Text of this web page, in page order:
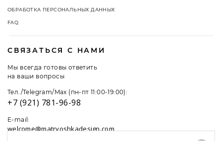
ОБРАБОТКА ПЕРСОНАЛЬНЫХ ДАННЫХ
FAQ
СВЯЗАТЬСЯ С НАМИ
Мы всегда готовы ответить
на ваши вопросы
Тел./Telegram/Max (пн-пт 11:00-19:00):
+7 (921) 781-96-98
E-mail:
welcome@matryoshkadesign.com